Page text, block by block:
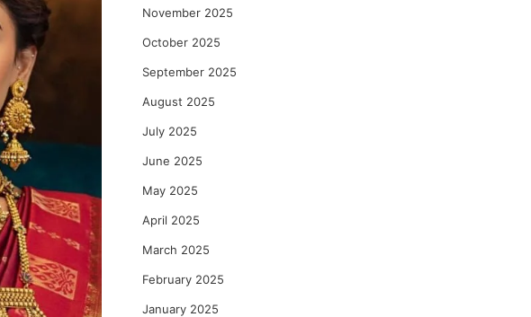
November 2025
October 2025
September 2025
August 2025
July 2025
June 2025
May 2025
April 2025
March 2025
February 2025
January 2025